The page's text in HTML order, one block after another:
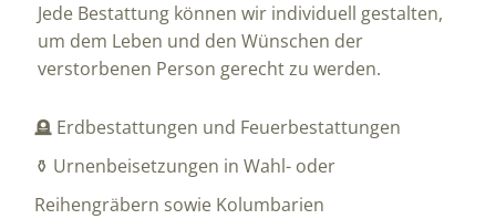
Jede Bestattung können wir individuell gestalten,
um dem Leben und den Wünschen der
verstorbenen Person gerecht zu werden.
🪦 Erdbestattungen und Feuerbestattungen
⚱️ Urnenbeisetzungen in Wahl- oder
Reihengräbern sowie Kolumbarien